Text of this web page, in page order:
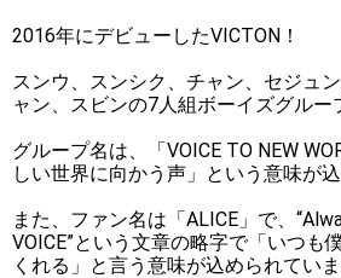
2016年にデビューしたVICTON！
スンウ、スンシク、チャン、セジュ
ャン、スビンの7人組ボーイズグルー
グループ名は、「VOICE TO NEW
しい世界に向かう声」という意味が
また、ファン名は「ALICE」で、
VOICE”という文章の略字で「いつも
くれる」と言う意味が込められていま